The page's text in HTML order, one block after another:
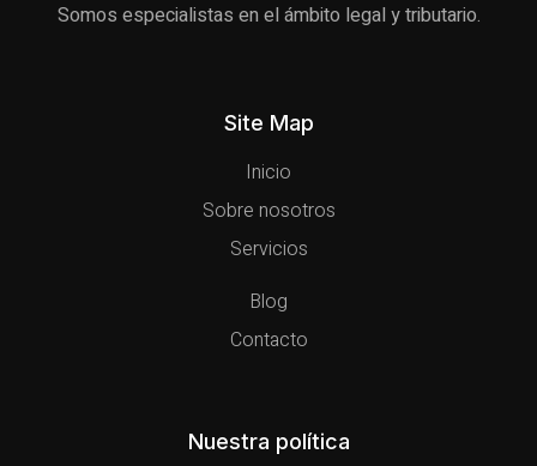
Somos especialistas en el ámbito legal y tributario.
Site Map
Inicio
Sobre nosotros
Servicios
Blog
Contacto
Nuestra política